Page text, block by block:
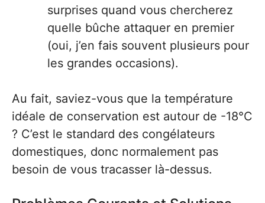
surprises quand vous chercherez
quelle bûche attaquer en premier
(oui, j’en fais souvent plusieurs pour
les grandes occasions).
Au fait, saviez-vous que la température
idéale de conservation est autour de -18°C
? C’est le standard des congélateurs
domestiques, donc normalement pas
besoin de vous tracasser là-dessus.